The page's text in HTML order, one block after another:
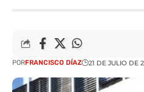
PORFRANCISCO DÍAZ 21 DE JULIO DE